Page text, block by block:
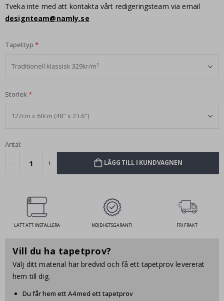
Tveka inte med att kontakta vårt redigeringsteam via email
designteam@namly.se
Tapettyp
Storlek
Antal:
LÄGG TILL I KUNDVAGNEN
LÄTT ATT INSTALLERA NÖJDHETSGARANTI FRI FRAKT
Vill du ha tapetprov?
Välj ditt material här bredvid och få ett tapetprov levererat
hem till dig.
Du får hem ett A4 med ett tapetprov